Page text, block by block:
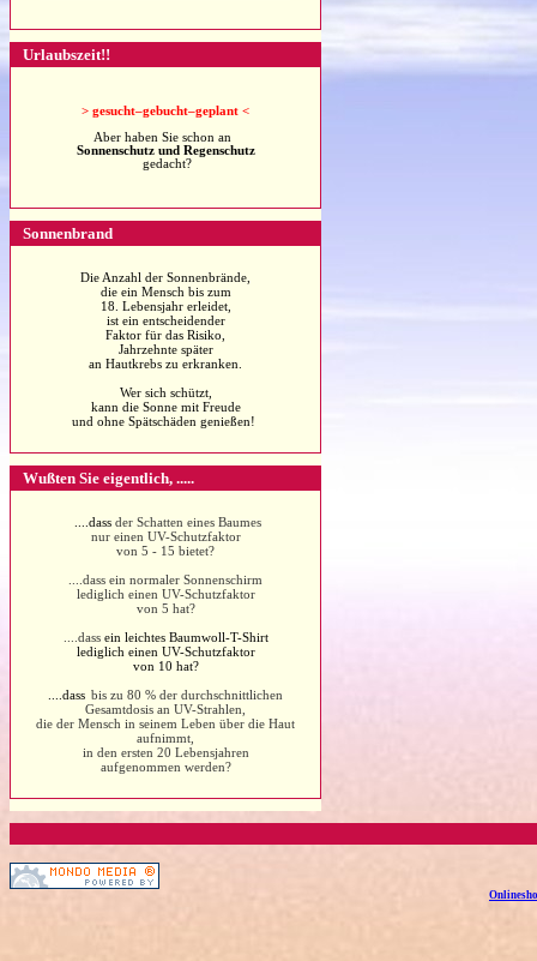
Urlaubszeit!!
> gesucht–gebucht–geplant <
Aber haben Sie schon an
Sonnenschutz und Regenschutz
gedacht?
Sonnenbrand
Die Anzahl der Sonnenbrände,
die ein Mensch bis zum
18. Lebensjahr erleidet,
ist ein entscheidender
Faktor für das Risiko,
Jahrzehnte später
an Hautkrebs zu erkranken.
Wer sich schützt,
kann die Sonne mit Freude
und ohne Spätschäden genießen!
Wußten Sie eigentlich, .....
....dass der Schatten eines Baumes
nur einen UV-Schutzfaktor
von 5 - 15 bietet?
....dass ein normaler Sonnenschirm
lediglich einen UV-Schutzfaktor
von 5 hat?
....dass ein leichtes Baumwoll-T-Shirt
lediglich einen UV-Schutzfaktor
von 10 hat?
....dass bis zu 80 % der durchschnittlichen
Gesamtdosis an UV-Strahlen,
die der Mensch in seinem Leben über die Haut
aufnimmt,
in den ersten 20 Lebensjahren
aufgenommen werden?